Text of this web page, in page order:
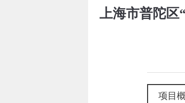
上海市普陀区
项目